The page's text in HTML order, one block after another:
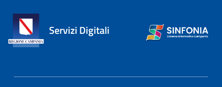
Servizi Digitali